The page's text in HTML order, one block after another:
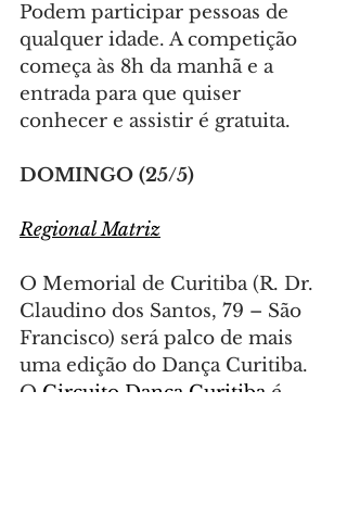
Podem participar pessoas de
qualquer idade. A competição
começa às 8h da manhã e a
entrada para que quiser
conhecer e assistir é gratuita.
DOMINGO (25/5)
Regional Matriz
O Memorial de Curitiba (R. Dr.
Claudino dos Santos, 79 – São
Francisco) será palco de mais
uma edição do Dança Curitiba.
O Circuito Dança Curitiba é